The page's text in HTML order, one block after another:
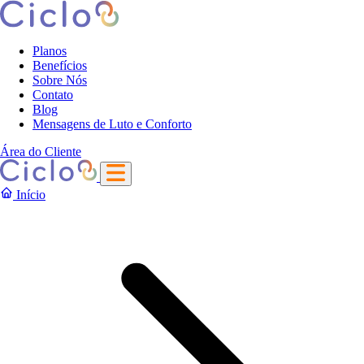
Planos
Benefícios
Sobre Nós
Contato
Blog
Mensagens de Luto e Conforto
Área do Cliente
Início